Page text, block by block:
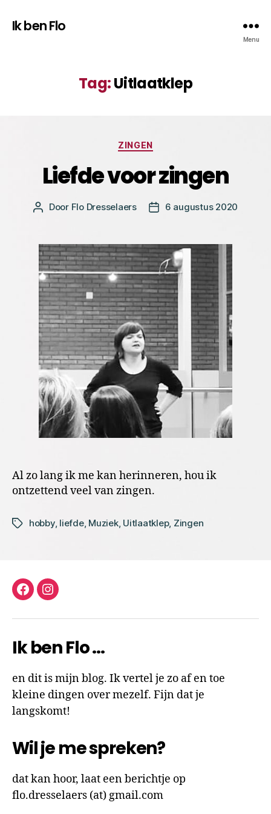
Ik ben Flo
Menu
Tag:Uitlaatklep
Categorieën
ZINGEN
Liefde voor zingen
Bericht
Door Flo Dresselaers Berichtdatum
6 augustus 2020
Al zo lang ik me kan herinneren, hou ik
ontzettend veel van zingen.
Tagshobby, liefde, Muziek, Uitlaatklep, Zingen
facebookinstagram
Ik ben Flo …
en dit is mijn blog. Ik vertel je zo af en toe
kleine dingen over mezelf. Fijn dat je
langskomt!
Wil je me spreken?
dat kan hoor, laat een berichtje op
flo.dresselaers (at) gmail.com